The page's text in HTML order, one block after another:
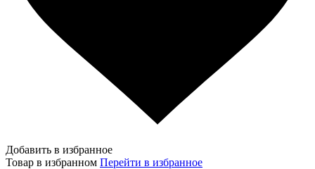
Добавить в избранное
Товар в избранном Перейти в избранное